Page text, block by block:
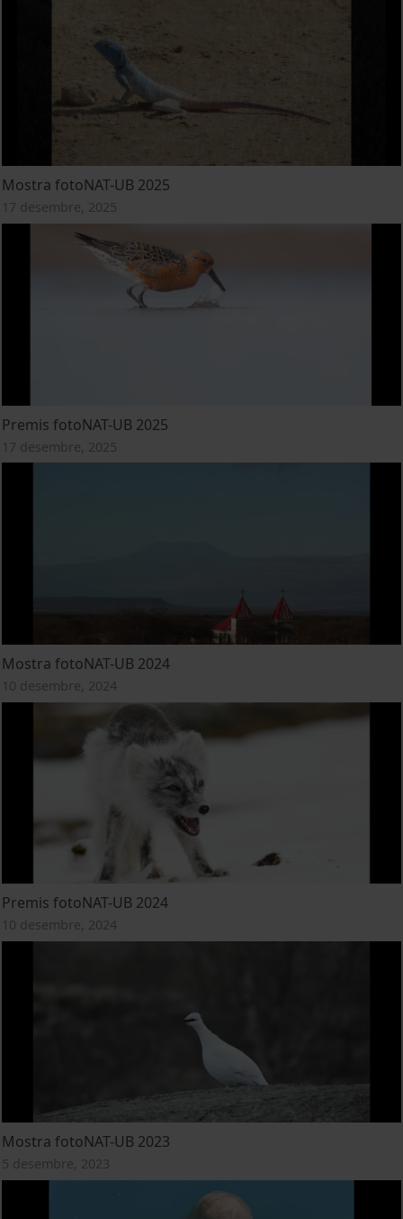
Mostra fotoNAT-UB 2025
17 desembre, 2025
Premis fotoNAT-UB 2025
17 desembre, 2025
Mostra fotoNAT-UB 2024
10 desembre, 2024
Premis fotoNAT-UB 2024
10 desembre, 2024
Mostra fotoNAT-UB 2023
5 desembre, 2023